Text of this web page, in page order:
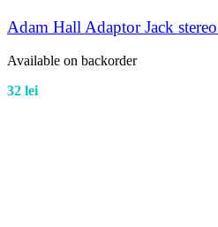
Adam Hall Adaptor Jack
Available on backorder
32 lei